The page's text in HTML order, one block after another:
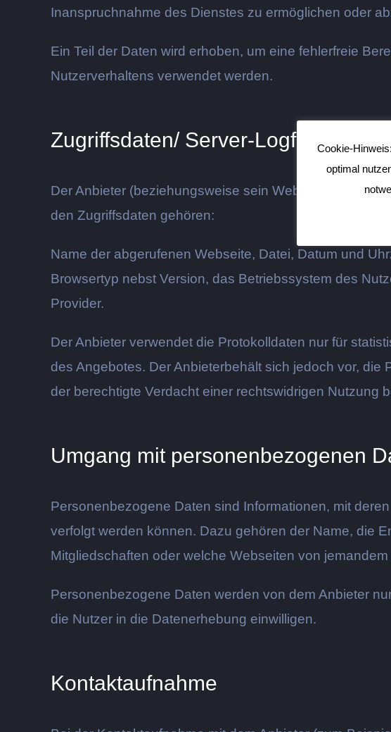
Inanspruchnahme des Dienstes zu ermöglichen oder
Ein Teil der Daten wird erhoben, um eine fehlerfreie
Nutzerverhaltens verwendet werden.
Zugriffsdaten/ Server-Logfiles
Der Anbieter (beziehungsweise sein Webspace-
den Zugriffsdaten gehören:
Name der abgerufenen Webseite, Datei, Datum und
Browsertyp nebst Version, das Betriebssystem des
Provider.
Der Anbieter verwendet die Protokolldaten nur für
des Angebotes. Der Anbieterbehält sich jedoch vor,
der berechtigte Verdacht einer rechtswidrigen Nutzung
Umgang mit personenbezogenen
Personenbezogene Daten sind Informationen, mit
verfolgt werden können. Dazu gehören der Name, die
Mitgliedschaften oder welche Webseiten von
Personenbezogene Daten werden von dem Anbieter
die Nutzer in die Datenerhebung einwilligen.
Kontaktaufnahme
Cookie-Hinweis:
optimal